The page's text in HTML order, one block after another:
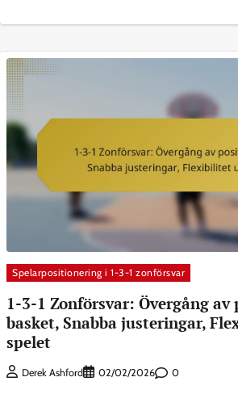
Spelarpositionering i 1-3-1 zonförsvar
1-3-1 Zonförsvar: Övergång
basket, Snabba justeringar,
spelet
Derek Ashford 02/02/2026 0